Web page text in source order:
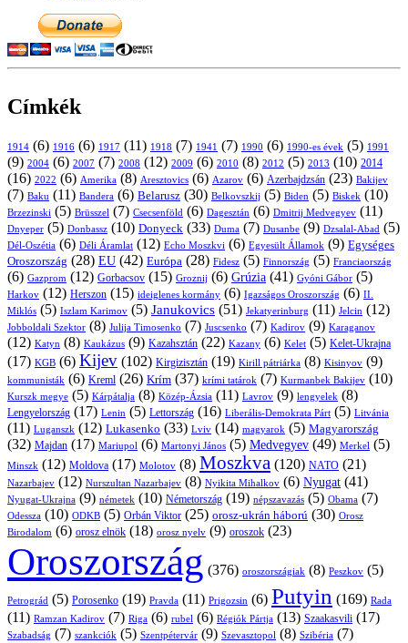
Címkék
1914 (6) 1916 (6) 1917 (11) 1918 (7) 1941 (7) 1990 (6) 1990-es évek (5) 1991
(9) 2004 (6) 2007 (7) 2008 (12) 2009 (6) 2010 (8) 2012 (5) 2013 (10) 2014
(16) 2022 (6) Amerika (8) Aresztovics (6) Azarov (6) Azerbajdzsán (23) Bakijev
(7) Baku (11) Bandera (6) Belarusz (30) Belkovszkij (5) Biden (5) Biskek (10)
Brzezinski (5) Brüsszel (7) Csecsenföld (6) Dagesztán (6) Dmitrij Medvegyev (11)
Dnyeper (5) Donbassz (10) Donyeck (33) Duma (7) Dusanbe (9) Dzsalal-Abad (5)
Dél-Oszétia (6) Déli Áramlat (12) Echo Moszkvi (6) Egyesült Államok (9) Egységes
Oroszország (28) EU (42) Európa (28) Fidesz (5) Finnország (5) Franciaország
(6) Gazprom (12) Gorbacsov (15) Groznij (6) Grúzia (41) Gyóni Gábor (5)
Harkov (12) Herszon (15) ideiglenes kormány (6) Igazságos Oroszország (6) II.
Miklós (5) Iszlam Karimov (5) Janukovics (51) Jekatyerinburg (11) Jelcin (12)
Jobboldali Szektor (8) Julija Timosenko (7) Juscsenko (7) Kadirov (9) Karaganov
(12) Katyn (8) Kaukázus (9) Kazahsztán (22) Kazany (6) Kelet (5) Kelet-Ukrajna
(17) KGB (6) Kijev (102) Kirgizisztán (19) Kirill pátriárka (8) Kisinyov (9)
kommunisták (6) Kreml (26) Krím (37) krími tatárok (7) Kurmanbek Bakijev (10)
Kurszk megye (5) Kárpátalja (8) Közép-Ázsia (11) Lavrov (9) lengyelek (8)
Lengyelország (17) Lenin (5) Lettország (16) Liberális-Demokrata Párt (5) Litvánia
(11) Luganszk (12) Lukasenko (33) Lviv (14) magyarok (5) Magyarország
(32) Majdan (17) Mariupol (6) Martonyi János (5) Medvegyev (49) Merkel (5)
Minszk (12) Moldova (17) Molotov (8) Moszkva (120) NATO (21)
Nazarbajev (12) Nurszultan Nazarbajev (8) Nyikita Mihalkov (6) Nyugat (41)
Nyugat-Ukrajna (9) németek (10) Németország (19) népszavazás (5) Obama (7)
Odessza (10) ODKB (5) Orbán Viktor (25) orosz-ukrán háború (30) Orosz
Birodalom (6) orosz elnök (18) orosz nyelv (9) oroszok (23)
Oroszország (376) oroszországiak (8) Peszkov (5)
Petrográd (5) Porosenko (19) Pravda (11) Prigozsin (6) Putyin (169) Rada
(11) Ramzan Kadirov (7) Riga (6) rubel (6) Régiók Pártja (13) Szaakasvili (17)
Szabadság (7) szankciók (5) Szentpétervár (9) Szevasztopol (8) Szibéria (7)